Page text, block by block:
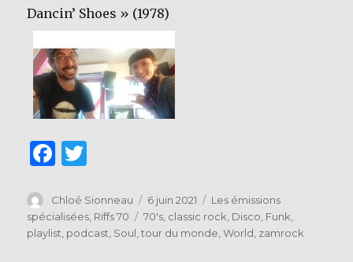
Dancin’ Shoes » (1978)
F
c
e
it
te
Auteur
Chloé Sionneau
Publié
le
6 juin 2021 Catégories
Les émissions
spécialisées Riffs 70 Étiquettes
70's classic rock Disco Funk
playlist podcast Soul ,tour du monde ,World zamrock